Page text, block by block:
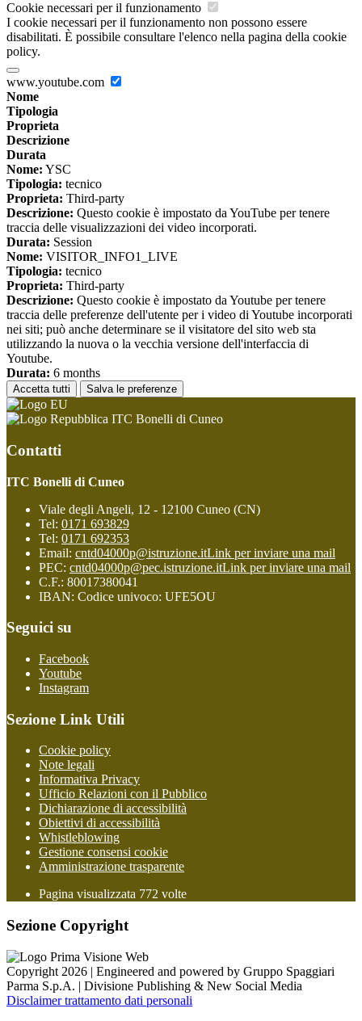
Cookie necessari per il funzionamento
I cookie necessari per il funzionamento non possono essere
disabilitati. È possibile consultare l'elenco nella pagina della cookie
policy.
www.youtube.com
Nome
Tipologia
Proprieta
Descrizione
Durata
Nome: YSC
Tipologia: tecnico
Proprieta: Third-party
Descrizione: Questo cookie è impostato da YouTube per tenere
traccia delle visualizzazioni dei video incorporati.
Durata: Session
Nome: VISITOR_INFO1_LIVE
Tipologia: tecnico
Proprieta: Third-party
Descrizione: Questo cookie è impostato da Youtube per tenere
traccia delle preferenze dell'utente per i video di Youtube incorporati
nei siti; può anche determinare se il visitatore del sito web sta
utilizzando la nuova o la vecchia versione dell'interfaccia di
Youtube.
Durata: 6 months
Accetta tutti Salva le preferenze
ITC Bonelli di Cuneo
Contatti
ITC Bonelli di Cuneo
Viale degli Angeli, 12 - 12100 Cuneo (CN)
Tel: 0171 693829
Tel: 0171 692353
Email: cntd04000p@istruzione.itLink per inviare una mail
PEC: cntd04000p@pec.istruzione.itLink per inviare una mail
C.F.: 80017380041
IBAN: Codice univoco: UFE5OU
Seguici su
Facebook
Youtube
Instagram
Sezione Link Utili
Cookie policy
Note legali
Informativa Privacy
Ufficio Relazioni con il Pubblico
Dichiarazione di accessibilità
Obiettivi di accessibilità
Whistleblowing
Gestione consensi cookie
Amministrazione trasparente
Pagina visualizzata 772 volte
Sezione Copyright
Copyright 2026 | Engineered and powered by Gruppo Spaggiari
Parma S.p.A. | Divisione Publishing & New Social Media
Disclaimer trattamento dati personali